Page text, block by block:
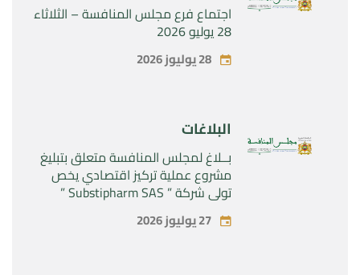
اجتماع فرع مجلس المنافسة – الثلاثاء
28 يوليو 2026
28 يوليوز 2026
البلاغات
بــلاغ لمجلس المنافسة متعلق بتبليغ
مشروع عملية تركيز اقتصادي يخص
تولي شركة ” Substipharm SAS ”
المراقبة الحصرية للأصول والحقوق
المتعلقة بالمنتجين الصيدلانيين”
27 يوليوز 2026